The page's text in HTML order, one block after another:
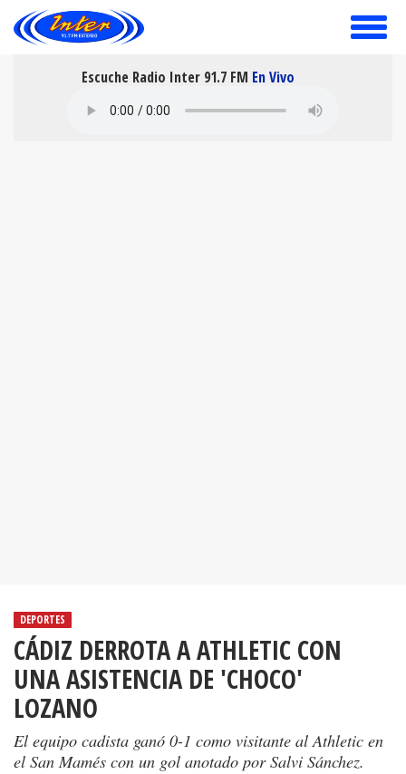
toggle
Escuche Radio Inter 91.7 FM En Vivo
DEPORTES
CÁDIZ DERROTA A ATHLETIC CON
UNA ASISTENCIA DE 'CHOCO'
LOZANO
El equipo cadista ganó 0-1 como visitante al Athletic en
el San Mamés con un gol anotado por Salvi Sánchez.